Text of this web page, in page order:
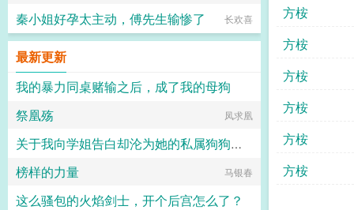
方桉
方桉
方桉
方桉
方桉
方桉
秦小姐好孕太主动，傅先生输惨了 长欢喜
最新更新
我的暴力同桌赌输之后，成了我的母狗
想要成为摸鱼高手
祭凰殇 凤求凰
关于我向学姐告白却沦为她的私属狗狗这档事
light
榜样的力量 马银春
这么骚包的火焰剑士，开个后宫怎么了？